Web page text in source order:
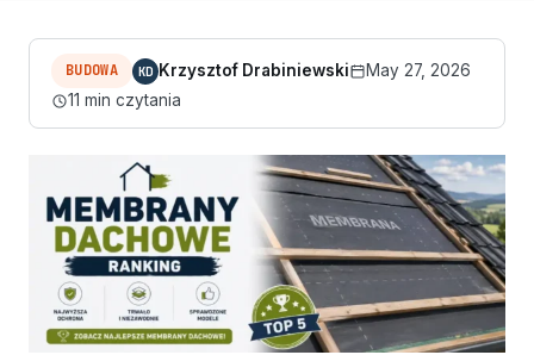
BUDOWA KD Krzysztof Drabiniewski
May 27, 2026
11 min czytania